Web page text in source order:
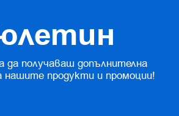
да получаваш допълнителна
нашите продукти и промоции!